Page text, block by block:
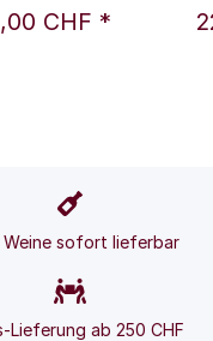
S.L.
CHF *
Weine sofort lieferbar
Lieferung ab 250 CHF